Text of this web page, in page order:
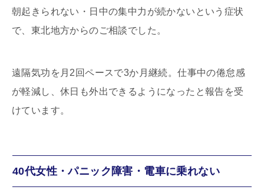
朝起きられない・日中の集中力が続かないという症状
で、東北地方からのご相談でした。
遠隔気功を月2回ペースで3か月継続。仕事中の倦怠感
が軽減し、休日も外出できるようになったと報告を受
けています。
40代女性・パニック障害・電車に乗れない